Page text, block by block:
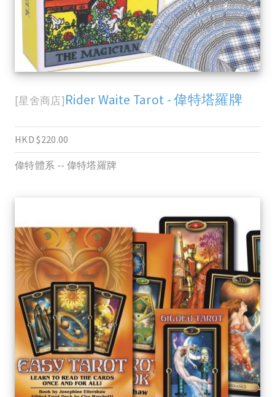
[星舍商店]Rider Waite Tarot - 偉特塔羅牌
HKD $220.00
偉特體系 -- 偉特塔羅牌